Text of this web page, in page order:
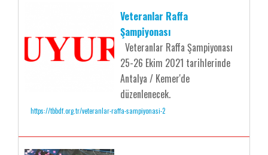
Veteranlar Raffa
Şampiyonası
Veteranlar Raffa Şampiyonası
25-26 Ekim 2021 tarihlerinde
Antalya / Kemer'de
düzenlenecek.
https://tbbdf.org.tr/veteranlar-raffa-sampiyonasi-2